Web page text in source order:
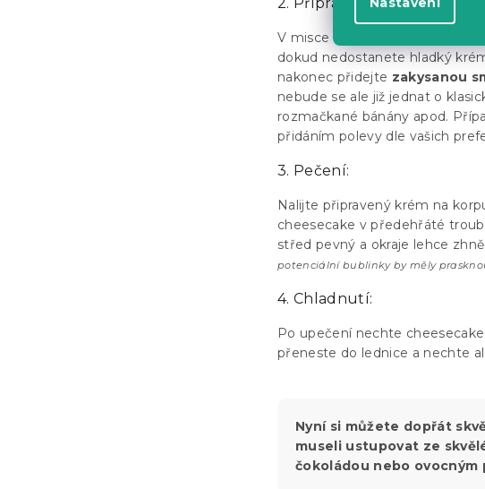
V misce smíchejte
dokud nedostanete hladký
nakonec přidejte zakysanou
nebude se ale již jednat o
rozmačkané bánány apod.
přidáním polevy dle vašich
3. Pečení:
Nalijte připravený krém na
cheesecake v předehřáté
střed pevný a okraje lehce
potenciální bublinky by měly
4. Chladnutí:
Po upečení nechte cheesecake
přeneste do lednice a nechte
Nyní si můžete dopřát
museli ustupovat ze
čokoládou nebo ovocným